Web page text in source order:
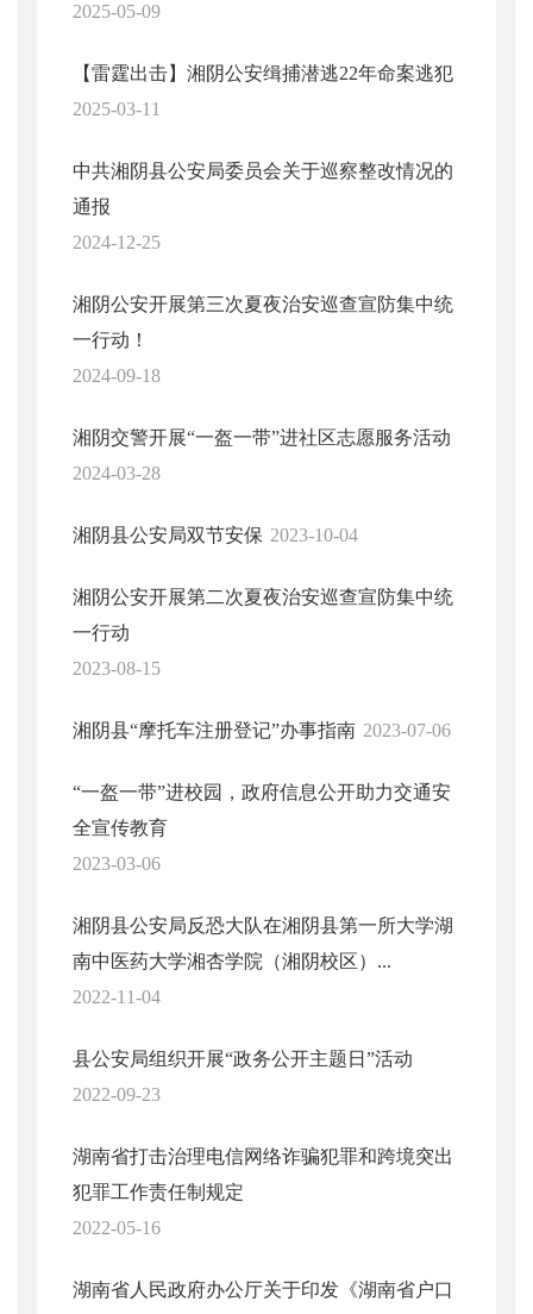
2025-05-09
【雷霆出击】湘阴公安缉捕潜逃22年命案逃犯
2025-03-11
中共湘阴县公安局委员会关于巡察整改情况的
通报
2024-12-25
湘阴公安开展第三次夏夜治安巡查宣防集中统
一行动！
2024-09-18
湘阴交警开展“一盔一带”进社区志愿服务活动
2024-03-28
湘阴县公安局双节安保 2023-10-04
湘阴公安开展第二次夏夜治安巡查宣防集中统
一行动
2023-08-15
湘阴县“摩托车注册登记”办事指南 2023-07-06
“一盔一带”进校园，政府信息公开助力交通安
全宣传教育
2023-03-06
湘阴县公安局反恐大队在湘阴县第一所大学湖
南中医药大学湘杏学院（湘阴校区）...
2022-11-04
县公安局组织开展“政务公开主题日”活动
2022-09-23
湖南省打击治理电信网络诈骗犯罪和跨境突出
犯罪工作责任制规定
2022-05-16
湖南省人民政府办公厅关于印发《湖南省户口